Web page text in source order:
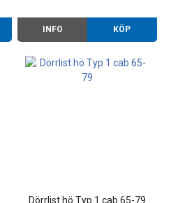
INFO KÖP
Dörrlist hö Typ 1 cab 65-79